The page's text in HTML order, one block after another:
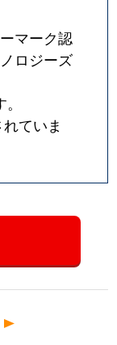
徒歩25分
徒歩1時間
徒歩1時間
マーク認
ロジーズ
ていま